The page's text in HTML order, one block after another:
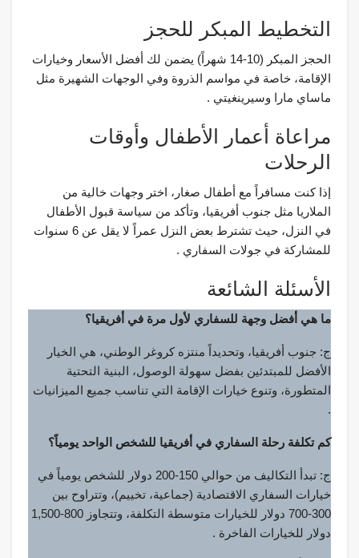
التخطيط المبكر للحجز
الحجز المبكر (10-14 شهراً) يضمن لك أفضل الأسعار وخيارات
الإقامة، خاصة في مواسم الذروة وفي الوجهات الشهيرة مثل
ماساي مارا وسيرينغيتي .
مراعاة أعمار الأطفال وأوقات
الرحلات
إذا كنت مسافراً مع أطفال صغار، اختر وجهات خالية من
الملاريا مثل جنوب أفريقيا، وتأكد من سياسة قبول الأطفال
في النزل، حيث تشترط بعض النزل عمراً لا يقل عن 6 سنوات
للمشاركة في جولات السفاري .
الأسئلة الشائعة
ما هي أفضل وجهة للسفاري لأول مرة في أفريقيا؟
ج: جنوب أفريقيا، وتحديداً منتزه كروغر الوطني، هي الخيار
الأفضل للمبتدئين بفضل سهولة الوصول، البنية التحتية
المتطورة، وتنوع خيارات الإقامة التي تناسب جميع الميزانيات
.
كم تكلفة رحلة السفاري في أفريقيا للشخص الواحد يومياً؟
ج: تبدأ التكاليف من حوالي 150-200 دولار للشخص يومياً في
خيارات السفاري الاقتصادية (جماعية، تخييم)، وتتراوح بين
300-700 دولار للخيارات متوسطة التكلفة، وتتجاوز 800-1,500
دولار للخيارات الفاخرة .